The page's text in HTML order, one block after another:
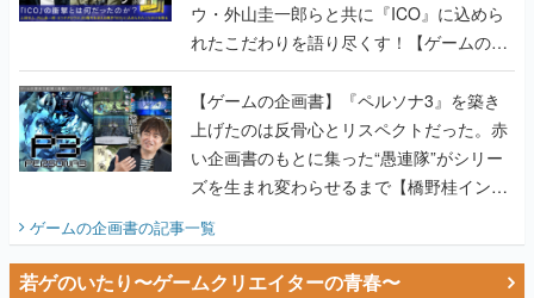
ウ・外山圭一郎らと共に『ICO』に込めら
れたこだわりを語り尽くす！【ゲームの企
画書】
【ゲームの企画書】『ペルソナ3』を築き
上げたのは反骨心とリスペクトだった。赤
い企画書のもとに集った“愚連隊”がシリー
ズを生まれ変わらせるまで【橋野桂インタ
ビュー】
ゲームの企画書の記事一覧
若ゲのいたり〜ゲームクリエイターの青春〜